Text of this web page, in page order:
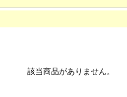
該当商品がありません。